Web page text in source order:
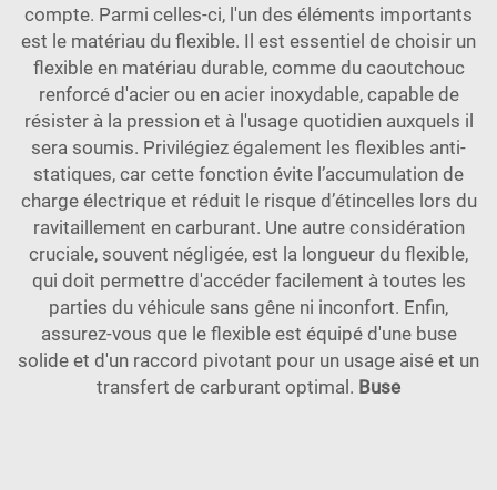
compte. Parmi celles-ci, l'un des éléments importants
est le matériau du flexible. Il est essentiel de choisir un
flexible en matériau durable, comme du caoutchouc
renforcé d'acier ou en acier inoxydable, capable de
résister à la pression et à l'usage quotidien auxquels il
sera soumis. Privilégiez également les flexibles anti-
statiques, car cette fonction évite l’accumulation de
charge électrique et réduit le risque d’étincelles lors du
ravitaillement en carburant. Une autre considération
cruciale, souvent négligée, est la longueur du flexible,
qui doit permettre d'accéder facilement à toutes les
parties du véhicule sans gêne ni inconfort. Enfin,
assurez-vous que le flexible est équipé d'une buse
solide et d'un raccord pivotant pour un usage aisé et un
transfert de carburant optimal. Buse